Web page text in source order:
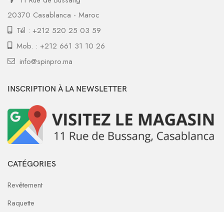
20370 Casablanca - Maroc
Tél : +212 520 25 03 59
Mob. : +212 661 31 10 26
info@spinpro.ma
INSCRIPTION À LA NEWSLETTER
CATÉGORIES
Revêtement
Raquette